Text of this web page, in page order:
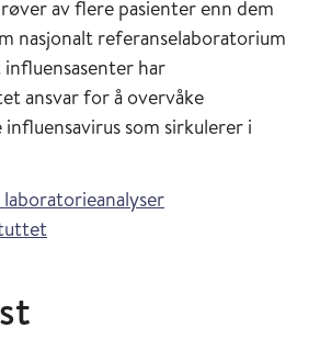
av flere pasienter enn dem
nasjonalt referanselaboratorium
har
ansvar for å overvåke
som sirkulerer i